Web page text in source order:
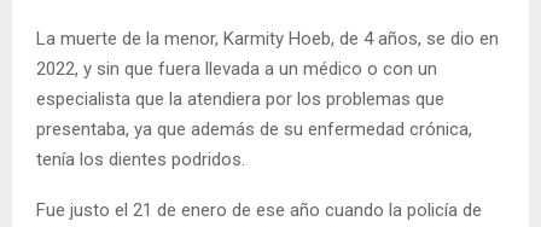
La muerte de la menor, Karmity Hoeb, de 4 años, se dio en
2022, y sin que fuera llevada a un médico o con un
especialista que la atendiera por los problemas que
presentaba, ya que además de su enfermedad crónica,
tenía los dientes podridos.
Fue justo el 21 de enero de ese año cuando la policía de